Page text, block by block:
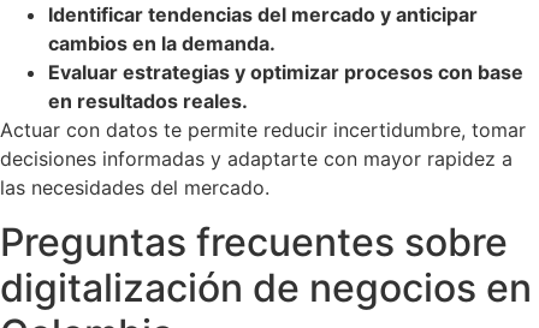
Identificar tendencias del mercado y anticipar
cambios en la demanda.
Evaluar estrategias y optimizar procesos con base
en resultados reales.
Actuar con datos te permite reducir incertidumbre, tomar
decisiones informadas y adaptarte con mayor rapidez a
las necesidades del mercado.
Preguntas frecuentes sobre
digitalización de negocios en